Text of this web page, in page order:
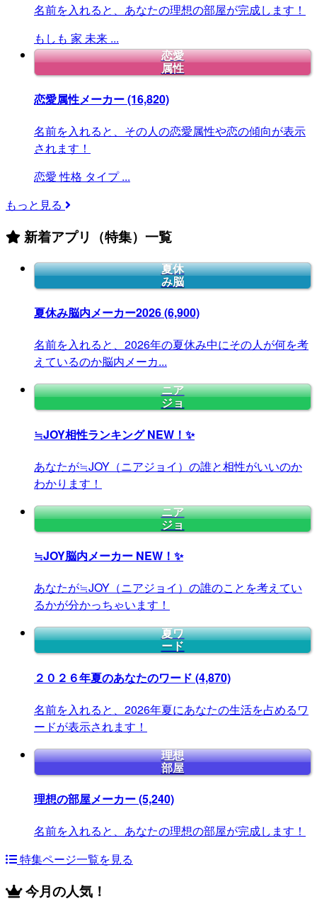
名前を入れると、あなたの理想の部屋が完成します！
もしも 家 未来 ...
恋愛
属性
恋愛属性メーカー(16,820)
名前を入れると、その人の恋愛属性や恋の傾向が表示
されます！
恋愛 性格 タイプ ...
もっと見る
新着アプリ（特集）一覧
夏休
み脳
夏休み脳内メーカー2026(6,900)
名前を入れると、2026年の夏休み中にその人が何を考
えているのか脳内メーカ...
ニア
ジョ
≒JOY相性ランキングNEW！✨
あなたが≒JOY（ニアジョイ）の誰と相性がいいのか
わかります！
ニア
ジョ
≒JOY脳内メーカー NEW！✨
あなたが≒JOY（ニアジョイ）の誰のことを考えてい
るかが分かっちゃいます！
夏ワ
ード
２０２６年夏のあなたのワード (4,870)
名前を入れると、2026年夏にあなたの生活を占めるワ
ードが表示されます！
理想
部屋
理想の部屋メーカー(5,240)
名前を入れると、あなたの理想の部屋が完成します！
特集ページ一覧を見る
今月の人気！